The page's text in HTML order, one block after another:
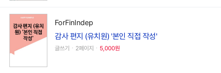
ForFinIndep
감사 편지 (유치원) '본인 직접 작성'
글쓰기ㆍ2페이지ㆍ 5,000원